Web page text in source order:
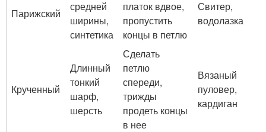
Парижский
средней
ширины,
синтетика
платок вдвое,
пропустить
концы в петлю
Свитер,
водолазка
Крученный
Длинный
тонкий
шарф,
шерсть
Сделать
петлю
спереди,
трижды
продеть концы
в нее
Вязаный
пуловер,
кардиган